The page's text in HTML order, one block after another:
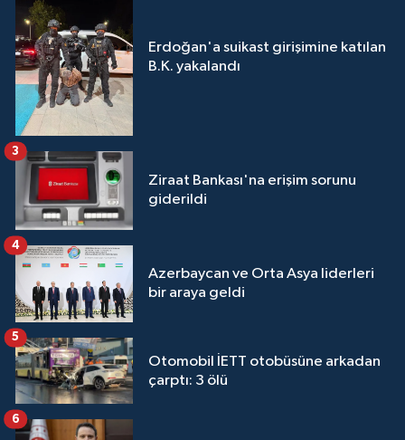
Erdoğan'a suikast girişimine katılan
B.K. yakalandı
Ziraat Bankası'na erişim sorunu
giderildi
3
Azerbaycan ve Orta Asya liderleri
bir araya geldi
4
Otomobil İETT otobüsüne arkadan
çarptı: 3 ölü
5
6